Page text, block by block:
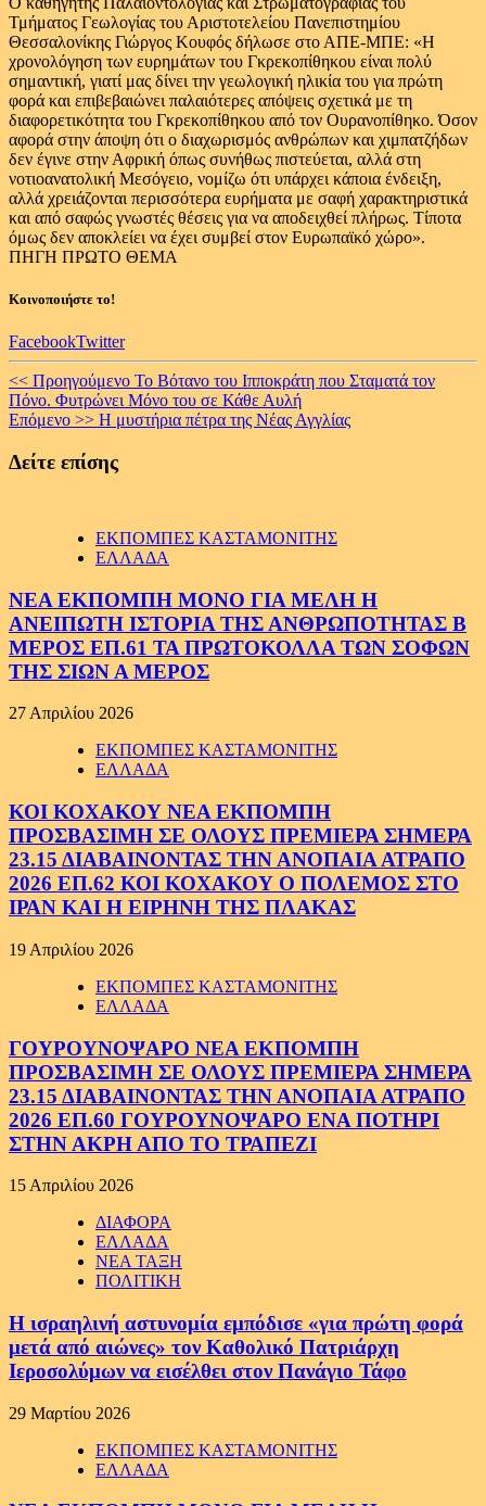
Τμήματος Γεωλογίας του Αριστοτελείου Πανεπιστημίου
Θεσσαλονίκης Γιώργος Κουφός δήλωσε στο ΑΠΕ-ΜΠΕ: «Η
χρονολόγηση των ευρημάτων του Γκρεκοπίθηκου είναι πολύ
σημαντική, γιατί μας δίνει την γεωλογική ηλικία του για πρώτη
φορά και επιβεβαιώνει παλαιότερες απόψεις σχετικά με τη
διαφορετικότητα του Γκρεκοπίθηκου από τον Ουρανοπίθηκο. Όσον
αφορά στην άποψη ότι ο διαχωρισμός ανθρώπων και χιμπατζήδων
δεν έγινε στην Αφρική όπως συνήθως πιστεύεται, αλλά στη
νοτιοανατολική Μεσόγειο, νομίζω ότι υπάρχει κάποια ένδειξη,
αλλά χρειάζονται περισσότερα ευρήματα με σαφή χαρακτηριστικά
και από σαφώς γνωστές θέσεις για να αποδειχθεί πλήρως. Τίποτα
όμως δεν αποκλείει να έχει συμβεί στον Ευρωπαϊκό χώρο».
ΠΗΓΗ ΠΡΩΤΟ ΘΕΜΑ
Κοινοποιήστε το!
FacebookTwitter
Continue
Reading
<< Προηγούμενο Το Βότανο του Ιπποκράτη που Σταματά τον
Πόνο. Φυτρώνει Μόνο του σε Κάθε Αυλή
Επόμενο >> Η μυστήρια πέτρα της Νέας Αγγλίας
Δείτε επίσης
ΕΚΠΟΜΠΕΣ ΚΑΣΤΑΜΟΝΙΤΗΣ
ΕΛΛΑΔΑ
ΝΕΑ ΕΚΠΟΜΠΗ ΜΟΝΟ ΓΙΑ ΜΕΛΗ Η
ΑΝΕΙΠΩΤΗ ΙΣΤΟΡΙΑ ΤΗΣ ΑΝΘΡΩΠΟΤΗΤΑΣ Β
ΜΕΡΟΣ ΕΠ.61 ΤΑ ΠΡΩΤΟΚΟΛΛΑ ΤΩΝ ΣΟΦΩΝ
ΤΗΣ ΣΙΩΝ Α ΜΕΡΟΣ
27 Απριλίου 2026
ΕΚΠΟΜΠΕΣ ΚΑΣΤΑΜΟΝΙΤΗΣ
ΕΛΛΑΔΑ
ΚΟΙ ΚΟΧΑΚΟΥ ΝΕΑ ΕΚΠΟΜΠΗ
ΠΡΟΣΒΑΣΙΜΗ ΣΕ ΟΛΟΥΣ ΠΡΕΜΙΕΡΑ ΣΗΜΕΡΑ
23.15 ΔΙΑΒΑΙΝΟΝΤΑΣ ΤΗΝ ΑΝΟΠΑΙΑ ΑΤΡΑΠΟ
2026 ΕΠ.62 ΚΟΙ ΚΟΧΑΚΟΥ Ο ΠΟΛΕΜΟΣ ΣΤΟ
ΙΡΑΝ ΚΑΙ Η ΕΙΡΗΝΗ ΤΗΣ ΠΛΑΚΑΣ
19 Απριλίου 2026
ΕΚΠΟΜΠΕΣ ΚΑΣΤΑΜΟΝΙΤΗΣ
ΕΛΛΑΔΑ
ΓΟΥΡΟΥΝΟΨΑΡΟ ΝΕΑ ΕΚΠΟΜΠΗ
ΠΡΟΣΒΑΣΙΜΗ ΣΕ ΟΛΟΥΣ ΠΡΕΜΙΕΡΑ ΣΗΜΕΡΑ
23.15 ΔΙΑΒΑΙΝΟΝΤΑΣ ΤΗΝ ΑΝΟΠΑΙΑ ΑΤΡΑΠΟ
2026 ΕΠ.60 ΓΟΥΡΟΥΝΟΨΑΡΟ ΕΝΑ ΠΟΤΗΡΙ
ΣΤΗΝ ΑΚΡΗ ΑΠΟ ΤΟ ΤΡΑΠΕΖΙ
15 Απριλίου 2026
ΔΙΑΦΟΡΑ
ΕΛΛΑΔΑ
ΝΕΑ ΤΑΞΗ
ΠΟΛΙΤΙΚΗ
Η ισραηλινή αστυνομία εμπόδισε «για πρώτη φορά
μετά από αιώνες» τον Καθολικό Πατριάρχη
Ιεροσολύμων να εισέλθει στον Πανάγιο Τάφο
29 Μαρτίου 2026
ΕΚΠΟΜΠΕΣ ΚΑΣΤΑΜΟΝΙΤΗΣ
ΕΛΛΑΔΑ